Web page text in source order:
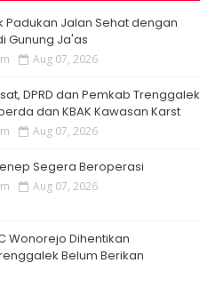
Padukan Jalan Sehat dengan
Gunung Ja'as
Aug 07, 2026
DPRD dan Pemkab Trenggalek
dan KBAK Kawasan Karst
Aug 07, 2026
Segera Beroperasi
Aug 07, 2026
Wonorejo Dihentikan
Belum Berikan